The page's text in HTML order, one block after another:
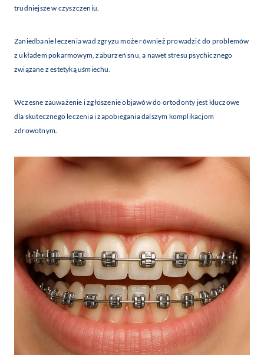
trudniejsze w czyszczeniu.
Zaniedbanie leczenia wad zgryzu może również prowadzić do problemów
z układem pokarmowym, zaburzeń snu, a nawet stresu psychicznego
związane z estetyką uśmiechu.
Wczesne zauważenie i zgłoszenie objawów do ortodonty jest kluczowe
dla skutecznego leczenia i zapobiegania dalszym komplikacjom
zdrowotnym.